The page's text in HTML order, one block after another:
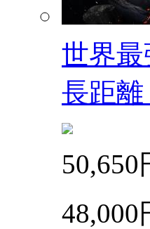
世界
長距離
50,650
48,000